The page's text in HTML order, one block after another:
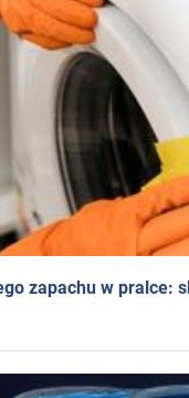
zapachu w pralce: